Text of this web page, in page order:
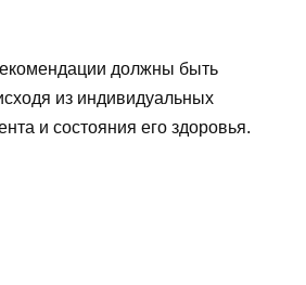
должны быть
из индивидуальных
и состояния его здоровья.